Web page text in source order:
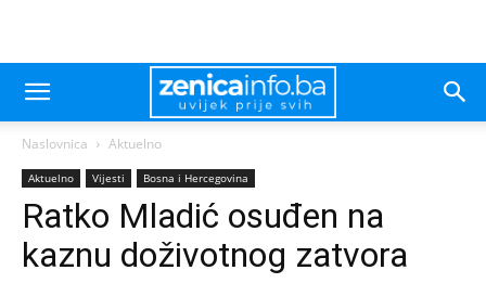
Naslovnica Aktuelno
Aktuelno Vijesti Bosna i Hercegovina
Ratko Mladić osuđen na
kaznu doživotnog zatvora